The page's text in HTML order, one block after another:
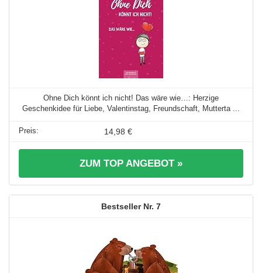
Ohne Dich könnt ich nicht! Das wäre wie…: Herzige
Geschenkidee für Liebe, Valentinstag, Freundschaft, Mutterta ...
14,98 €
ZUM TOP ANGEBOT »
7